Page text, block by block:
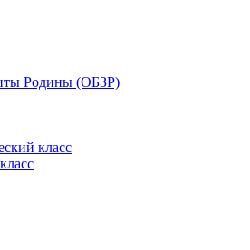
Родины (ОБЗР)
класс